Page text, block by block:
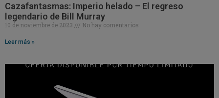
Cazafantasmas: Imperio helado – El regreso
legendario de Bill Murray
10 de noviembre de 2023 No hay comentarios
Leer más »